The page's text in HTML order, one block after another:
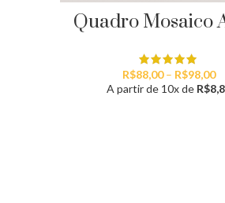
Quadro Mosaico
R$88,00 – R$98,00
A partir de 10x de R$